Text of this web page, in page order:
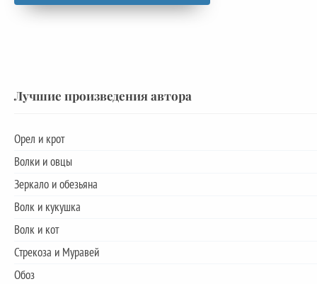
Лучшие произведения автора
Орел и крот
Волки и овцы
Зеркало и обезьяна
Волк и кукушка
Волк и кот
Стрекоза и Муравей
Обоз